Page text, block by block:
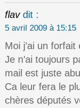
flav dit :
5 avril 2009 à 15:15
Moi j’ai un
Je n’ai toujours
mail est juste
Ca leur fera le
chères députés